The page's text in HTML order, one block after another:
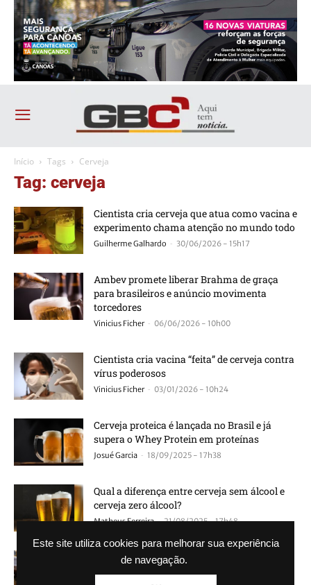
Este site utiliza cookies para melhorar sua experiência
de navegação.
Início Tags Cerveja
Tag: cerveja
Cientista cria cerveja que atua como vacina e
experimento chama atenção no mundo todo
Guilherme Galhardo - 30/06/2026 - 15h17
Ambev promete liberar Brahma de graça
para brasileiros e anúncio movimenta
torcedores
Vinicius Ficher - 06/06/2026 - 10h00
Cientista cria vacina “feita” de cerveja contra
vírus poderosos
Vinicius Ficher - 03/01/2026 - 10h24
Cerveja proteica é lançada no Brasil e já
supera o Whey Protein em proteínas
Josué Garcia - 18/09/2025 - 17h38
Qual a diferença entre cerveja sem álcool e
cerveja zero álcool?
Matheus Ferreira - 21/08/2025 - 17h48
Atacado tem cerveja na promoção por